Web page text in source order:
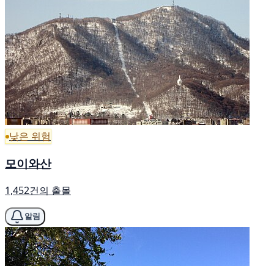
낮은 위험
모이와산
1,452건의 출몰
알림